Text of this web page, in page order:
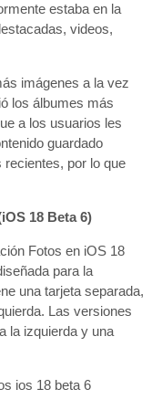
estaba en la
videos,
imágenes a la vez
los álbumes más
a los usuarios les
guardado
recientes, por lo que
18 Beta 6)
‌Fotos‌ en ‌iOS 18‌
para la
una tarjeta separada,
Las versiones
la izquierda y una
ios 18 beta 6